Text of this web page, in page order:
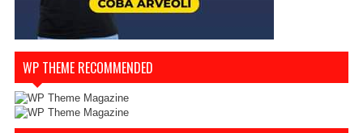
WP THEME RECOMMENDED